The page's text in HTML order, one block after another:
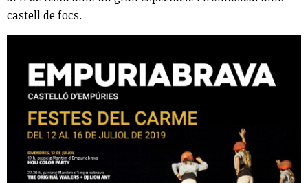
castell de focs.